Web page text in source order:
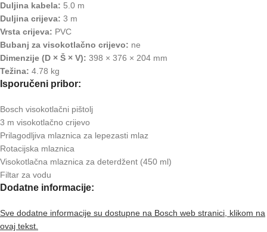
Duljina kabela: 5.0 m
Duljina crijeva: 3 m
Vrsta crijeva: PVC
Bubanj za visokotlačno crijevo: ne
Dimenzije (D × Š × V): 398 × 376 × 204 mm
Težina: 4.78 kg
Isporučeni pribor:
Bosch visokotlačni pištolj
3 m visokotlačno crijevo
Prilagodljiva mlaznica za lepezasti mlaz
Rotacijska mlaznica
Visokotlačna mlaznica za deterdžent (450 ml)
Filtar za vodu
Dodatne informacije:
Sve dodatne informacije su dostupne na Bosch web stranici, klikom na
ovaj tekst.